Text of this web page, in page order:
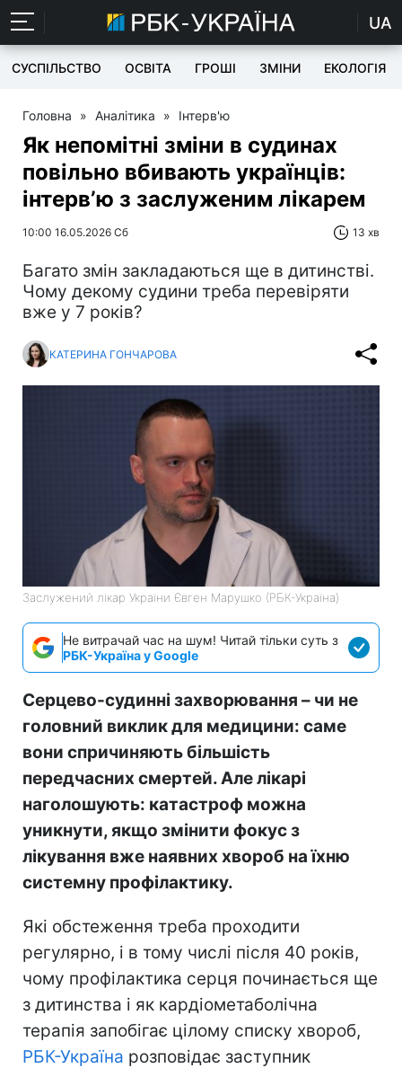
UA
СУСПІЛЬСТВО ОСВІТА ГРОШІ ЗМІНИ ЕКОЛОГІЯ
Головна » Аналітика » Інтерв'ю
Як непомітні зміни в судинах
повільно вбивають українців:
інтервʼю з заслуженим лікарем
10:00 16.05.2026 Сб 13 хв
Багато змін закладаються ще в дитинстві.
Чому декому судини треба перевіряти
вже у 7 років?
КАТЕРИНА ГОНЧАРОВА
Заслужений лікар України Євген Марушко (РБК-Україна)
Не витрачай час на шум! Читай тільки суть з
РБК-Україна у Google
Серцево-судинні захворювання – чи не
головний виклик для медицини: саме
вони спричиняють більшість
передчасних смертей. Але лікарі
наголошують: катастроф можна
уникнути, якщо змінити фокус з
лікування вже наявних хвороб на їхню
системну профілактику.
Які обстеження треба проходити
регулярно, і в тому числі після 40 років,
чому профілактика серця починається ще
з дитинства і як кардіометаболічна
терапія запобігає цілому списку хвороб,
РБК-Україна розповідає заступник